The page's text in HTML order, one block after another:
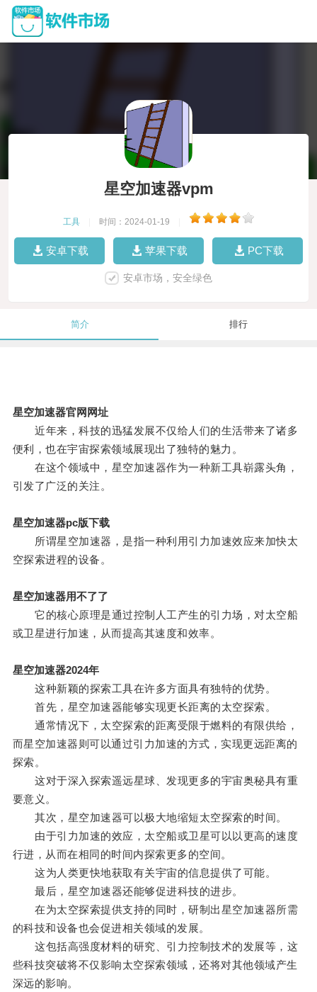
星空加速器vpm
工具 时间：2024-01-19
安卓下载 苹果下载 PC下载
安卓市场，安全绿色
简介 排行
星空加速器官网网址
近年来，科技的迅猛发展不仅给人们的生活带来了诸多
便利，也在宇宙探索领域展现出了独特的魅力。
在这个领域中，星空加速器作为一种新工具崭露头角，
引发了广泛的关注。
星空加速器pc版下载
所谓星空加速器，是指一种利用引力加速效应来加快太
空探索进程的设备。
星空加速器用不了了
它的核心原理是通过控制人工产生的引力场，对太空船
或卫星进行加速，从而提高其速度和效率。
星空加速器2024年
这种新颖的探索工具在许多方面具有独特的优势。
首先，星空加速器能够实现更长距离的太空探索。
通常情况下，太空探索的距离受限于燃料的有限供给，
而星空加速器则可以通过引力加速的方式，实现更远距离的
探索。
这对于深入探索遥远星球、发现更多的宇宙奥秘具有重
要意义。
其次，星空加速器可以极大地缩短太空探索的时间。
由于引力加速的效应，太空船或卫星可以以更高的速度
行进，从而在相同的时间内探索更多的空间。
这为人类更快地获取有关宇宙的信息提供了可能。
最后，星空加速器还能够促进科技的进步。
在为太空探索提供支持的同时，研制出星空加速器所需
的科技和设备也会促进相关领域的发展。
这包括高强度材料的研究、引力控制技术的发展等，这
些科技突破将不仅影响太空探索领域，还将对其他领域产生
深远的影响。